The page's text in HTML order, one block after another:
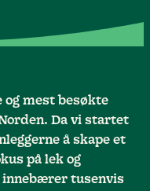
og mest besøkte
Da vi startet
å skape et
på lek og
innebærer tusenvis